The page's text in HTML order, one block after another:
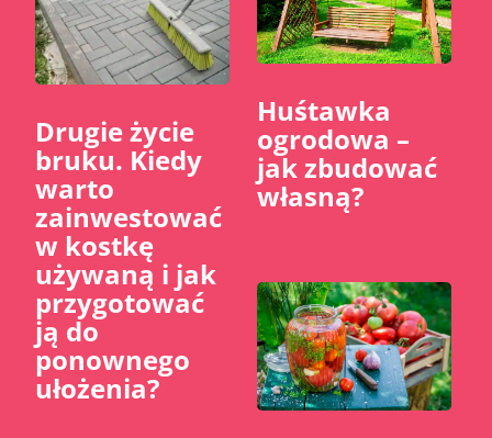
​Drugie życie
bruku. Kiedy
warto
zainwestować
w kostkę
używaną i jak
przygotować
ją do
ponownego
ułożenia?
Huśtawka
ogrodowa –
jak zbudować
własną?